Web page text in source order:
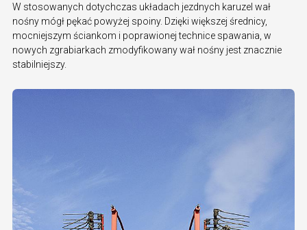
W stosowanych dotychczas układach jezdnych karuzel wał
nośny mógł pękać powyżej spoiny. Dzięki większej średnicy,
mocniejszym ściankom i poprawionej technice spawania, w
nowych zgrabiarkach zmodyfikowany wał nośny jest znacznie
stabilniejszy.